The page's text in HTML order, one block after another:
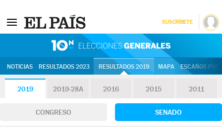
SUSCRÍBETE
NOTICIAS RESULTADOS 2023 RESULTADOS 2019 MAPA ESCAÑOS
2019 2019-28A 2016 2015 2011
CONGRESO SENADO